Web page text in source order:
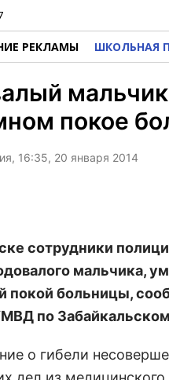
РЕКЛАМЫ ШКОЛЬНАЯ
покое
16:35, 20 января 2014
сотрудники
мальчика,
покой больницы,
по
о гибели